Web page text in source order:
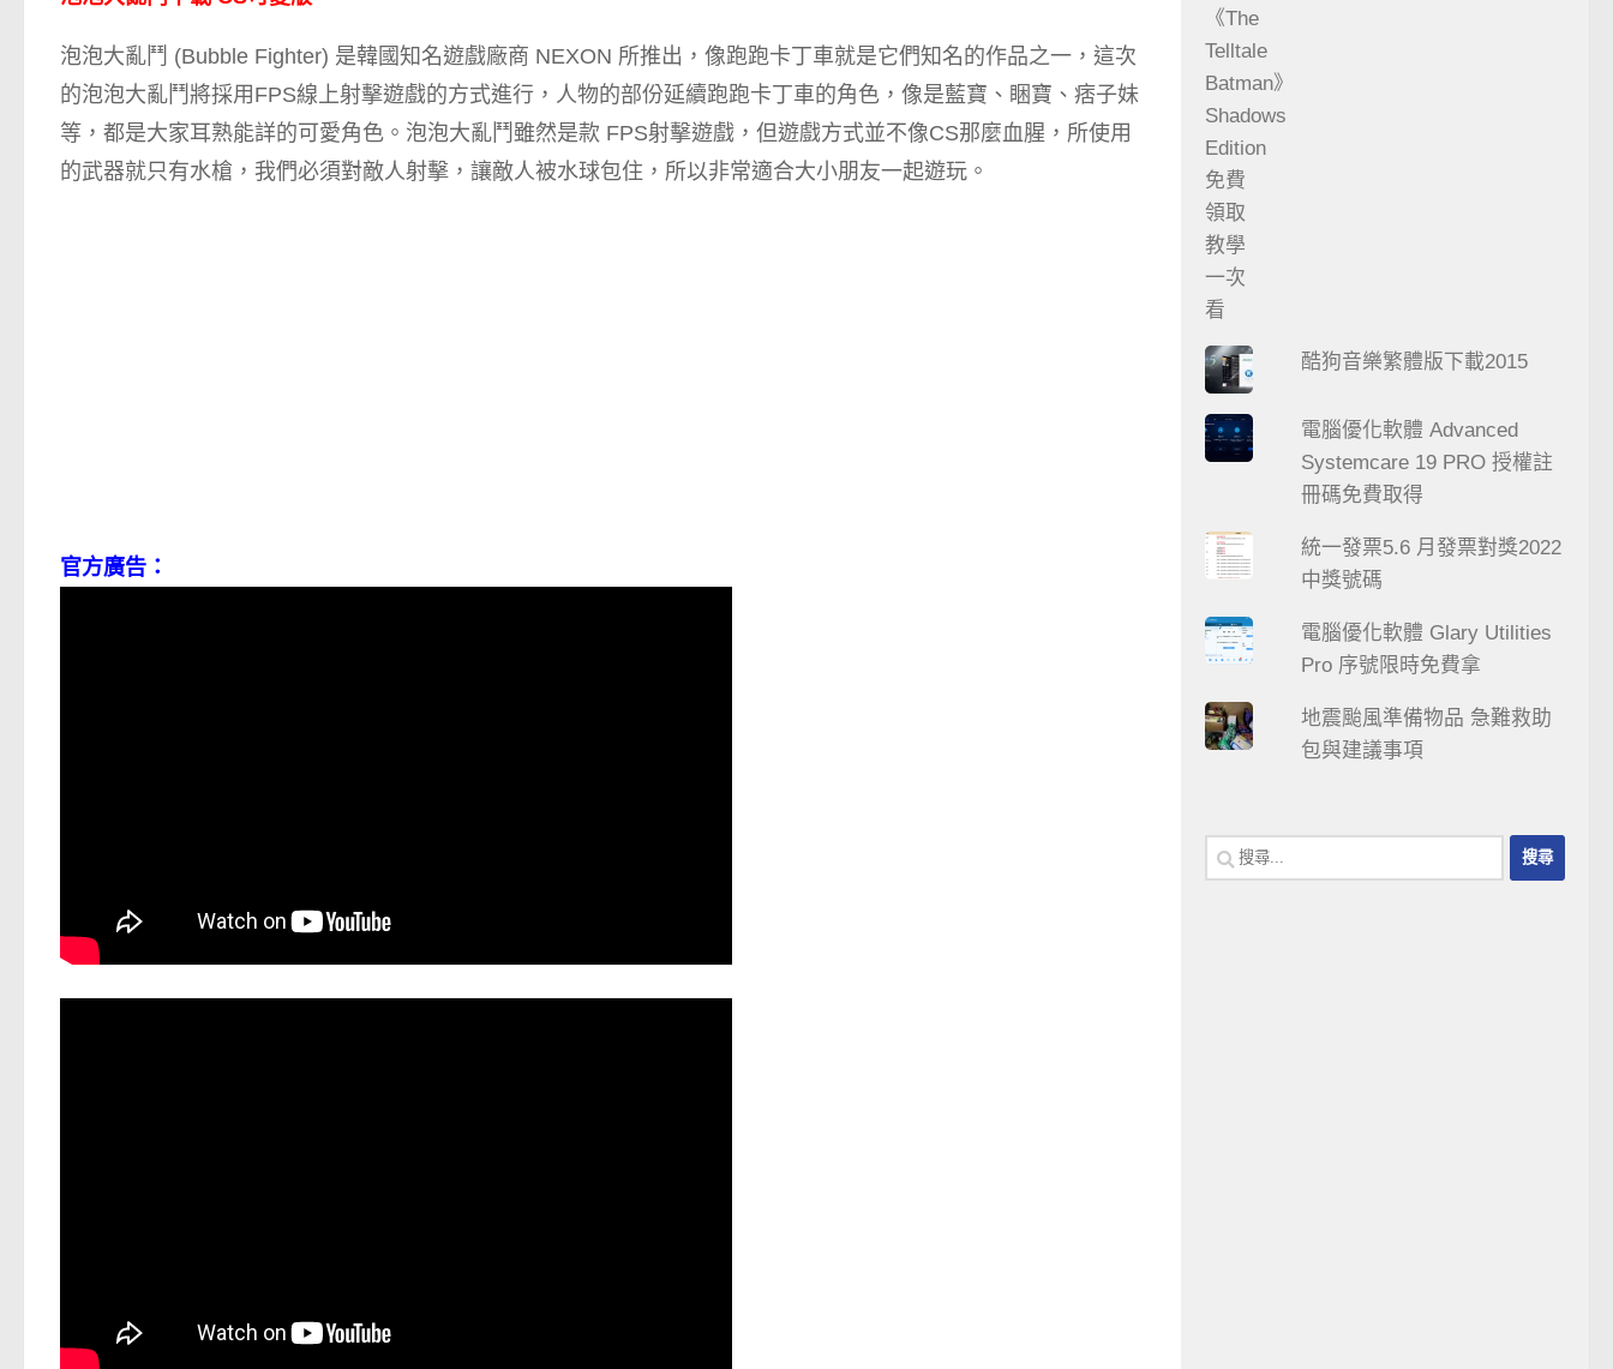
泡泡大亂鬥 (Bubble Fighter) 是韓國知名遊戲廠商 NEXON 所推出，像跑跑卡丁車就是它們知名的作品之一，這次
的泡泡大亂鬥將採用FPS線上射擊遊戲的方式進行，人物的部份延續跑跑卡丁車的角色，像是藍寶、睏寶、痞子妹
等，都是大家耳熟能詳的可愛角色。泡泡大亂鬥雖然是款 FPS射擊遊戲，但遊戲方式並不像CS那麼血腥，所使用
的武器就只有水槍，我們必須對敵人射擊，讓敵人被水球包住，所以非常適合大小朋友一起遊玩。
官方廣告：
酷狗音樂繁體版下載2015
電腦優化軟體 Advanced
Systemcare 19 PRO 授權註
冊碼免費取得
統一發票5.6 月發票對獎2022
中獎號碼
電腦優化軟體 Glary Utilities
Pro 序號限時免費拿
地震颱風準備物品 急難救助
包與建議事項
搜
尋